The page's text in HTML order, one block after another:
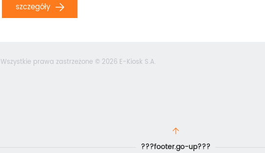
szczegóły
Wszystkie prawa zastrzeżone © 2026 E-Kiosk S.A.
???footer.go-up???